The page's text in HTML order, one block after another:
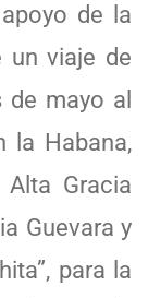
de la
un viaje de
mayo al
la Habana,
Gracia
Guevara y
para la